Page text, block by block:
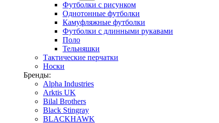
Футболки с рисунком
Однотонные футболки
Камуфляжные футболки
Футболки с длинными рукавами
Поло
Тельняшки
Тактические перчатки
Носки
Бренды:
Alpha Industries
Arktis UK
Bilal Brothers
Black Stingray
BLACKHAWK